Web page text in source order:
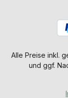
Alle Preise inkl.
und ggf.